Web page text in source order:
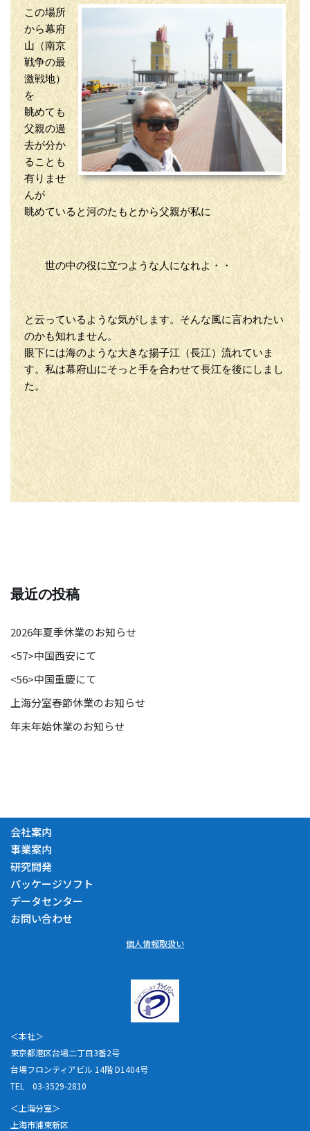
この場所
から幕府
山（南京
戦争の最
激戦地）
を
眺めても
父親の過
去が分か
ることも
有りませ
んが
眺めていると河のたもとから父親が私に
世の中の役に立つような人になれよ・・
と云っているような気がします。そんな風に言われたい
のかも知れません。
眼下には海のような大きな揚子江（長江）流れていま
す。私は幕府山にそっと手を合わせて長江を後にしまし
た。
最近の投稿
2026年夏季休業のお知らせ
<57>中国西安にて
<56>中国重慶にて
上海分室春節休業のお知らせ
年末年始休業のお知らせ
会社案内
事業案内
研究開発
パッケージソフト
データセンター
お問い合わせ
個人情報取扱い
＜本社＞
東京都港区台場二丁目3番2号
台場フロンティアビル 14階 D1404号
TEL 03-3529-2810
＜上海分室＞
上海市浦東新区